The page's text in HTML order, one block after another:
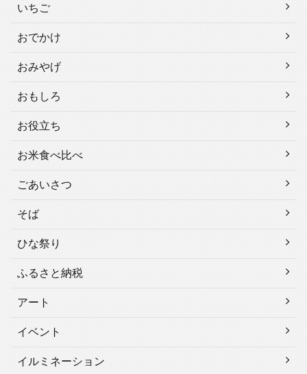
いちご
おでかけ
おみやげ
おもしろ
お役立ち
お米食べ比べ
ごあいさつ
そば
ひな祭り
ふるさと納税
アート
イベント
イルミネーション